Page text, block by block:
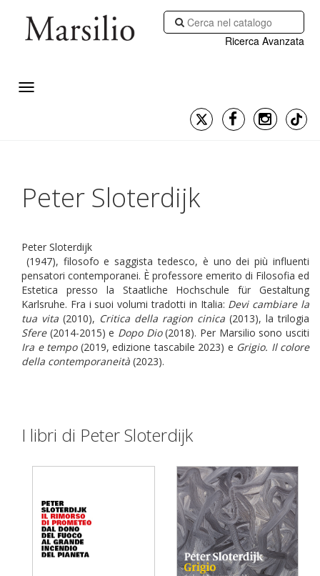
Ricerca Avanzata
Peter Sloterdijk
Peter Sloterdijk
(1947), filosofo e saggista tedesco, è uno dei più influenti
pensatori contemporanei. È professore emerito di Filosofia ed
Estetica presso la Staatliche Hochschule für Gestaltung
Karlsruhe. Fra i suoi volumi tradotti in Italia: Devi cambiare la
tua vita (2010), Critica della ragion cinica (2013), la trilogia
Sfere(2014-2015) e Dopo Dio(2018). Per Marsilio sono usciti
Ira e tempo(2019, edizione tascabile 2023) e Grigio. Il colore
della contemporaneità (2023).
I libri di Peter Sloterdijk